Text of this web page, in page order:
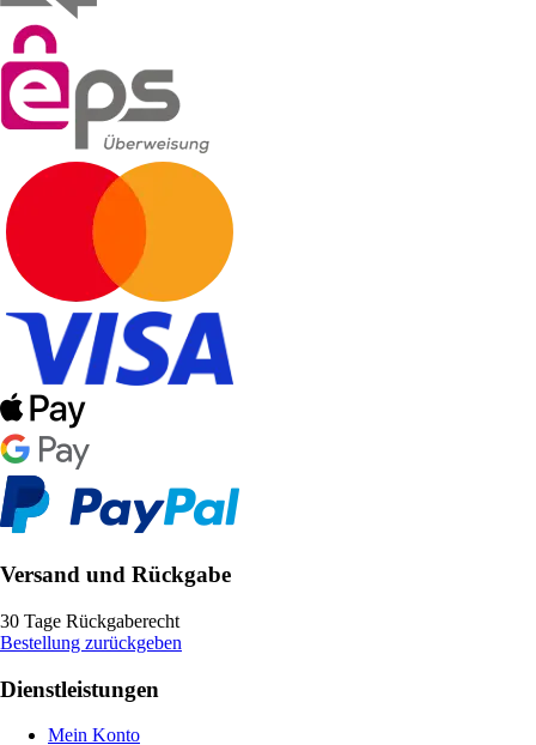
Versand und Rückgabe
30 Tage Rückgaberecht
Bestellung zurückgeben
Dienstleistungen
Mein Konto